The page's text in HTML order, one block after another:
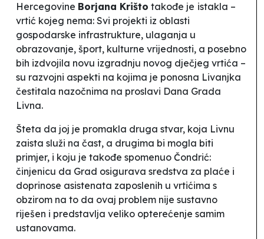
Hercegovine Borjana Krišto takođe je istakla –
vrtić kojeg nema: Svi projekti iz oblasti
gospodarske infrastrukture, ulaganja u
obrazovanje, šport, kulturne vrijednosti, a posebno
bih izdvojila novu izgradnju novog dječjeg vrtića –
su razvojni aspekti na kojima je ponosna Livanjka
čestitala nazočnima na proslavi Dana Grada
Livna.
Šteta da joj je promakla druga stvar, koja Livnu
zaista služi na čast, a drugima bi mogla biti
primjer, i koju je takođe spomenuo Čondrić:
činjenicu da Grad osigurava sredstva za plaće i
doprinose asistenata zaposlenih u vrtićima s
obzirom na to da ovaj problem nije sustavno
riješen i predstavlja veliko opterećenje samim
ustanovama.